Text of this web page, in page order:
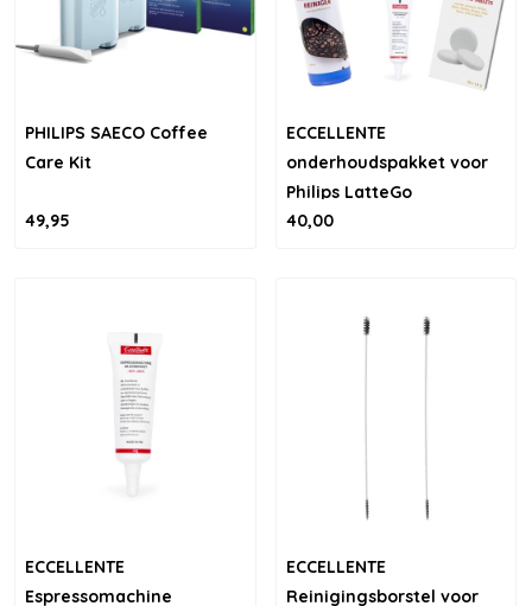
PHILIPS SAECO Coffee
Care Kit
49,95
ECCELLENTE
onderhoudspakket voor
Philips LatteGo
40,00
ECCELLENTE
Espressomachine
ECCELLENTE
Reinigingsborstel voor